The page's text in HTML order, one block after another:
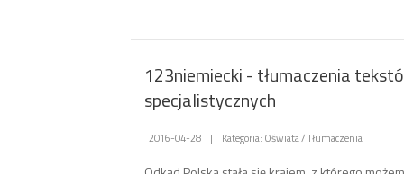
123niemiecki - tłumaczenia
specjalistycznych
2016-04-28 | Kategoria: Oświata / Tłumaczenia